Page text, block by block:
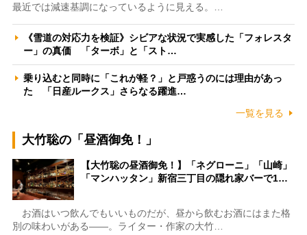
最近では減速基調になっているように見える。…
《雪道の対応力を検証》シビアな状況で実感した「フォレスタ
ー」の真価 「ターボ」と「スト…
乗り込むと同時に「これが軽？」と戸惑うのには理由があっ
た 「日産ルークス」さらなる躍進…
一覧を見る
大竹聡の「昼酒御免！」
【大竹聡の昼酒御免！】「ネグローニ」「山崎」
「マンハッタン」新宿三丁目の隠れ家バーで1…
お酒はいつ飲んでもいいものだが、昼から飲むお酒にはまた格
別の味わいがある――。ライター・作家の大竹…